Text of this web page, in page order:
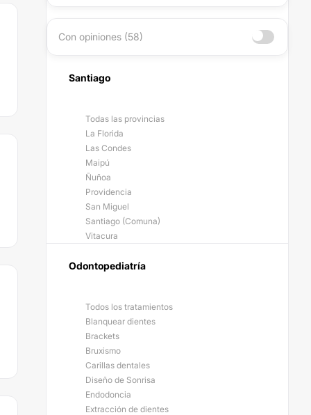
Con opiniones (58)
Santiago
Todas las provincias
La Florida
Las Condes
Maipú
Ñuñoa
Providencia
San Miguel
Santiago (Comuna)
Vitacura
Odontopediatría
Todos los tratamientos
Blanquear dientes
Brackets
Bruxismo
Carillas dentales
Diseño de Sonrisa
Endodoncia
Extracción de dientes